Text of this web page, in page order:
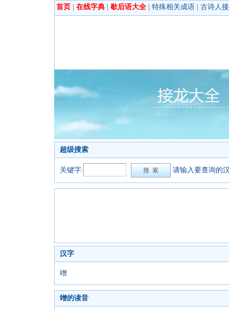
首页 在线字典 歇后语大全 特殊相关成语 古诗人
超级搜索
关键字: 请输入要查询的
汉字
竲
竲的读音